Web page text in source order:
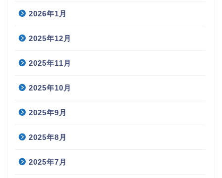
2026年1月
2025年12月
2025年11月
2025年10月
2025年9月
2025年8月
2025年7月